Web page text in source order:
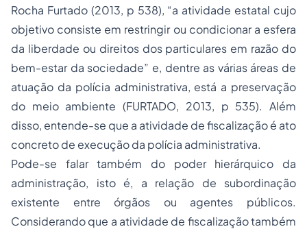
Rocha Furtado (2013, p 538), “a atividade estatal cujo
objetivo consiste em restringir ou condicionar a esfera
da liberdade ou direitos dos particulares em razão do
bem-estar da sociedade” e, dentre as várias áreas de
atuação da polícia administrativa, está a preservação
do meio ambiente (FURTADO, 2013, p 535). Além
disso, entende-se que a atividade de fiscalização é ato
concreto de execução da polícia administrativa.
Pode-se falar também do poder hierárquico da
administração, isto é, a relação de subordinação
existente entre órgãos ou agentes públicos.
Considerando que a atividade de fiscalização também